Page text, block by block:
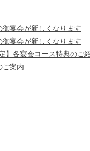
御宴会が新しくなります
御宴会が新しくなります
】各宴会コース特典のご
ご案内